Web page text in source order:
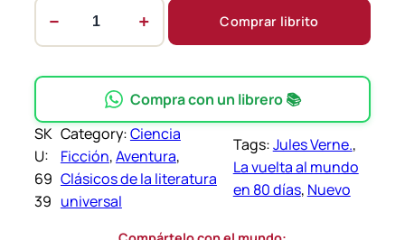
a
v
e
l
t
a
a
− + Comprar librito
Compra con un librero 📚
SK
U:
69
39
Category:Ciencia
Ficción, Aventura
Clásicos de la literatura
universal
Tags:Jules Verne.
La vuelta al mundo
en 80 días, Nuevo